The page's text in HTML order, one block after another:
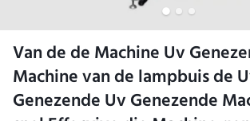
Van de de Machine Uv
Machine van de lampbuis de
Genezende Uv Genezende